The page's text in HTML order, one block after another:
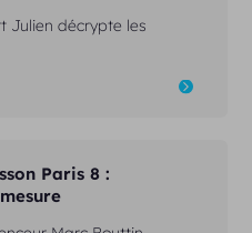
Julien décrypte les
Paris 8 :